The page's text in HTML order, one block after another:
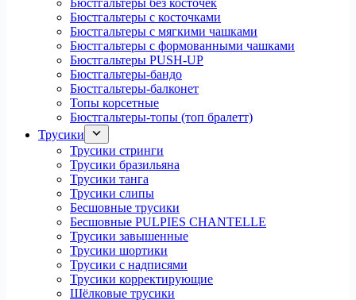
Бюстгальтеры без косточек
Бюстгальтеры с косточками
Бюстгальтеры с мягкими чашками
Бюстгальтеры с формованными чашками
Бюстгальтеры PUSH-UP
Бюстгальтеры-бандо
Бюстгальтеры-балконет
Топы корсетные
Бюстгальтеры-топы (топ бралетт)
Трусики
Трусики стринги
Трусики бразильяна
Трусики танга
Трусики слипы
Бесшовные трусики
Бесшовные PULPIES CHANTELLE
Трусики завышенные
Трусики шортики
Трусики с надписями
Трусики корректирующие
Шёлковые трусики